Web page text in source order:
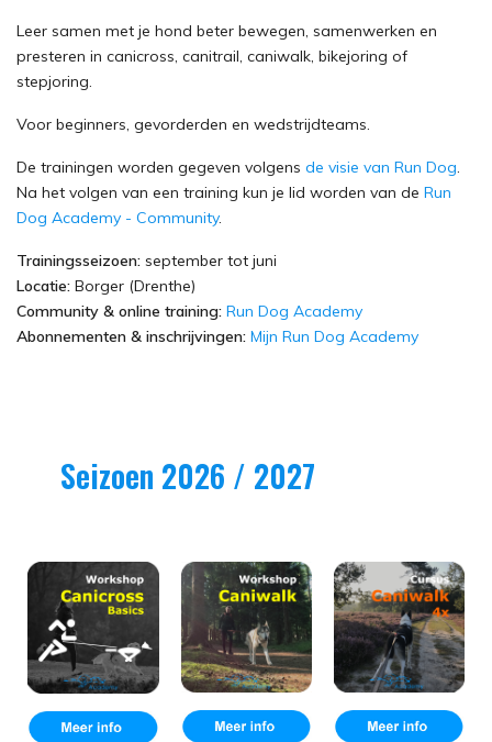
Leer samen met je hond beter bewegen, samenwerken en
presteren in canicross, canitrail, caniwalk, bikejoring of
stepjoring.
Voor beginners, gevorderden en wedstrijdteams.
De trainingen worden gegeven volgens de visie van Run Dog.
Na het volgen van een training kun je lid worden van de Run
Dog Academy - Community.
Trainingsseizoen: september tot juni
Locatie: Borger (Drenthe)
Community & online training: Run Dog Academy
Abonnementen & inschrijvingen: Mijn Run Dog Academy
Seizoen 2026 / 2027